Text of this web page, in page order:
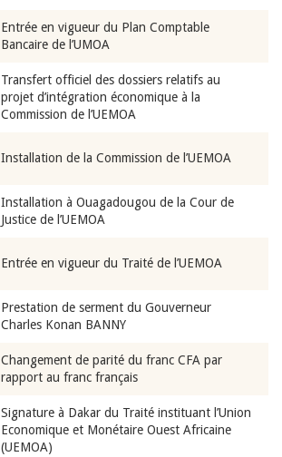
Entrée en vigueur du Plan Comptable
Bancaire de l’UMOA
Transfert officiel des dossiers relatifs au
projet d’intégration économique à la
Commission de l’UEMOA
Installation de la Commission de l’UEMOA
Installation à Ouagadougou de la Cour de
Justice de l’UEMOA
Entrée en vigueur du Traité de l’UEMOA
Prestation de serment du Gouverneur
Charles Konan BANNY
Changement de parité du franc CFA par
rapport au franc français
Signature à Dakar du Traité instituant l’Union
Economique et Monétaire Ouest Africaine
(UEMOA)